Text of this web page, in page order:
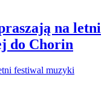
na letni
do Chorin